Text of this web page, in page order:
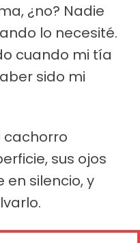
¿no? Nadie
lo necesité.
cuando mi tía
sido mi
cachorro
sus ojos
silencio, y